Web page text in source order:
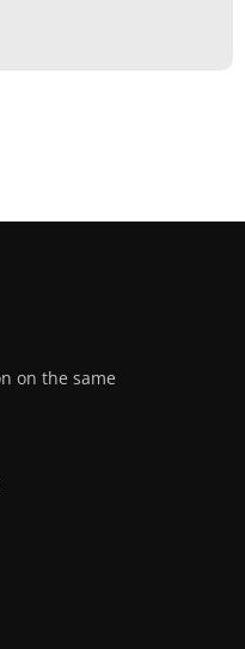
on the same